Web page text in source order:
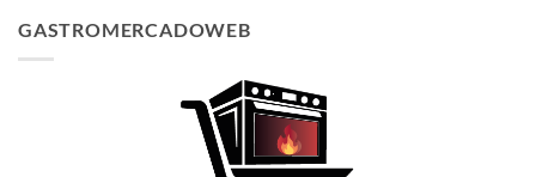
era:
GASTROMERCADOWEB